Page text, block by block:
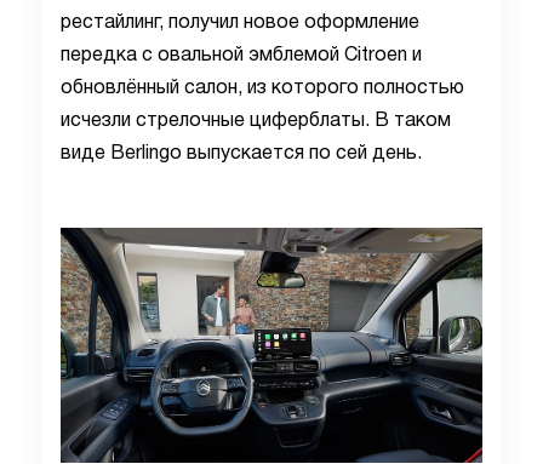
рестайлинг, получил новое оформление
передка с овальной эмблемой Citroen и
обновлённый салон, из которого полностью
исчезли стрелочные циферблаты. В таком
виде Berlingo выпускается по сей день.